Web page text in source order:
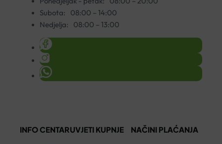
Subota:
08:00 – 14:00
Nedjelja:
08:00 – 13:00
INFO CENTARUVJETI KUPNJE NAČINI PLAĆANJA